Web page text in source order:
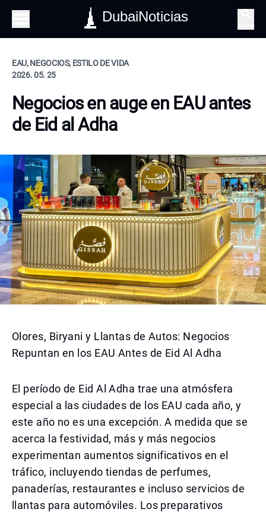
DubaiNoticias
EAU, NEGOCIOS, ESTILO DE VIDA
2026. 05. 25
Negocios en auge en EAU antes
de Eid al Adha
Olores, Biryani y Llantas de Autos: Negocios
Repuntan en los EAU Antes de Eid Al Adha
El período de Eid Al Adha trae una atmósfera
especial a las ciudades de los EAU cada año, y
este año no es una excepción. A medida que se
acerca la festividad, más y más negocios
experimentan aumentos significativos en el
tráfico, incluyendo tiendas de perfumes,
panaderías, restaurantes e incluso servicios de
llantas para automóviles. Los preparativos